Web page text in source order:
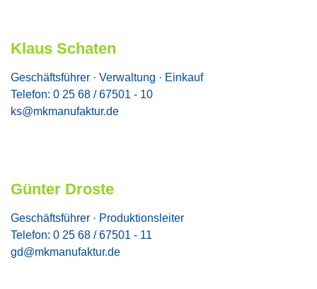
Klaus Schaten
Geschäftsführer · Verwaltung · Einkauf
Telefon: 0 25 68 / 67501 - 10
ks@mkmanufaktur.de
Günter Droste
Geschäftsführer · Produktionsleiter
Telefon: 0 25 68 / 67501 - 11
gd@mkmanufaktur.de